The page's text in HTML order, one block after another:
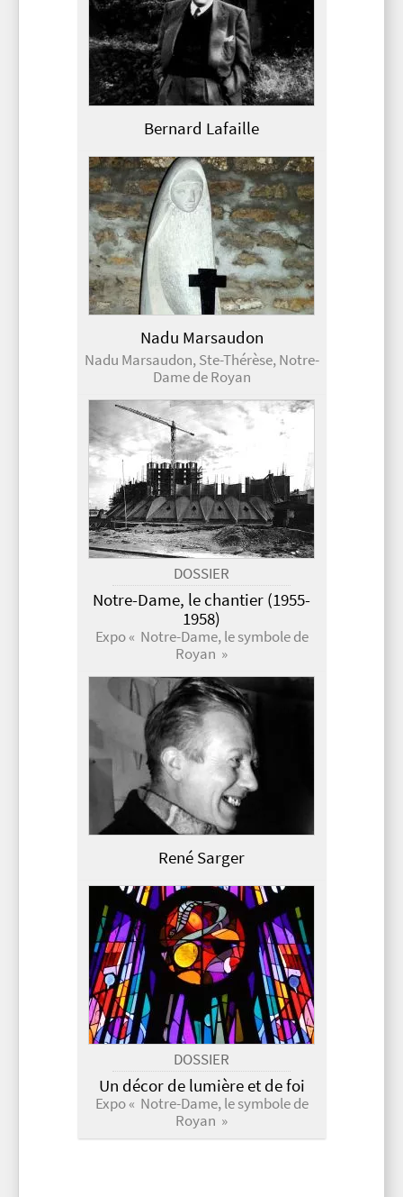
Bernard Lafaille
Nadu Marsaudon
Nadu Marsaudon, Ste-Thérèse, Notre-
Dame de Royan
DOSSIER
Notre-Dame, le chantier (1955-
1958)
Expo « Notre-Dame, le symbole de
Royan »
René Sarger
DOSSIER
Un décor de lumière et de foi
Expo « Notre-Dame, le symbole de
Royan »